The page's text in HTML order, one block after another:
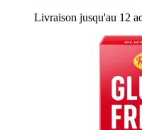
Livraison jusqu'au 12